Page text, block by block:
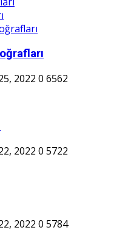
2022 0 6562
2022 0 5722
2022 0 5784